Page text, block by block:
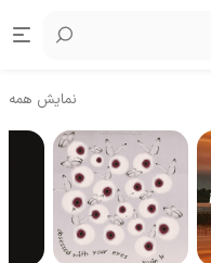
نمایش همه